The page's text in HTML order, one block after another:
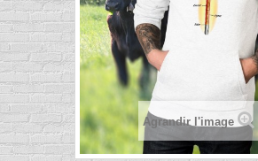
Agrandir l'image